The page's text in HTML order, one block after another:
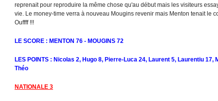
reprenait pour reproduire la même chose qu'au début mais les visiteurs
vie. Le money-time verra à nouveau Mougins revenir mais Menton tenait le
Ouffff !!!
LE SCORE : MENTON 76 - MOUGINS 72
LES POINTS : Nicolas 2, Hugo 8, Pierre-Luca 24, Laurent 5, Laurentiu 17,
Théo
NATIONALE 3